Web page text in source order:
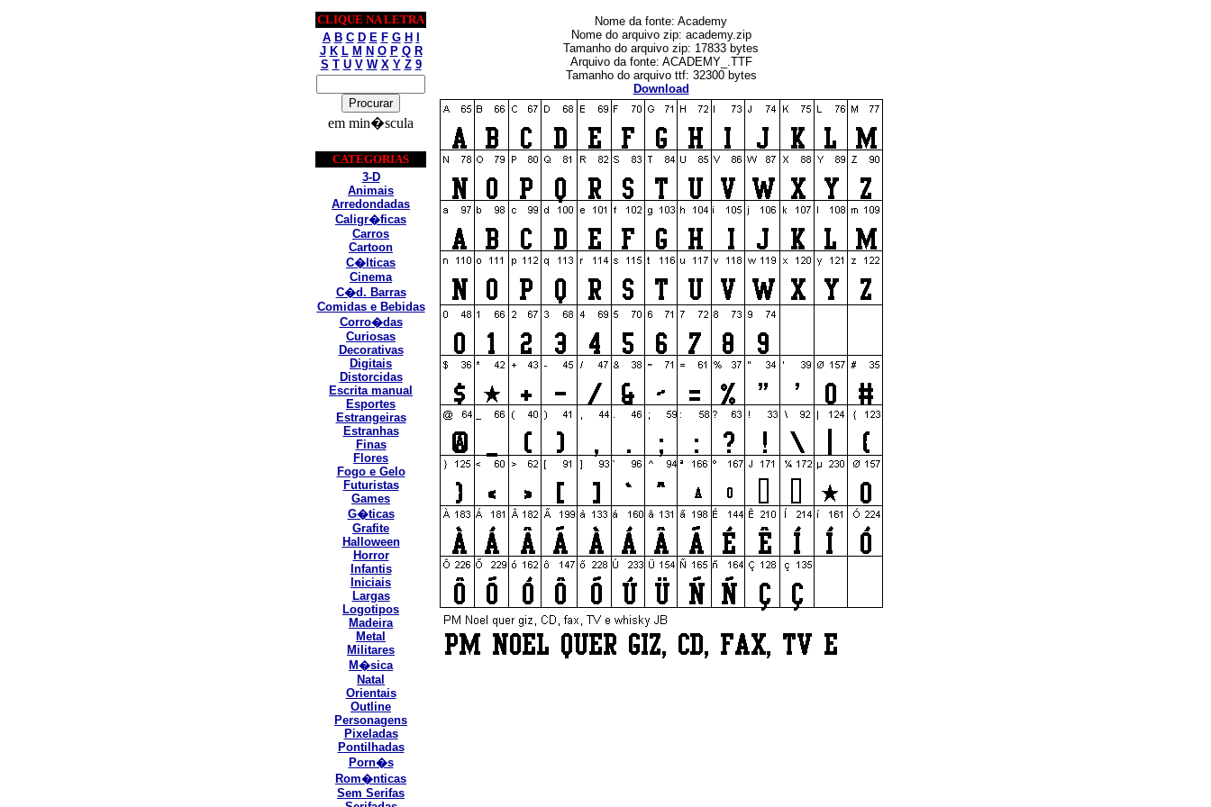
CLIQUE NA LETRA
A B C D E F G H
J K L M N O P Q R
S T U V W X Y Z 9
em min�scula
CATEGORIAS
3-D
Animais
Arredondadas
Caligr�ficas
Carros
Cartoon
C�lticas
Cinema
C�d. Barras
Comidas e Bebidas
Corro�das
Curiosas
Decorativas
Digitais
Distorcidas
Escrita manual
Esportes
Estrangeiras
Estranhas
Finas
Flores
Fogo e Gelo
Futuristas
Games
G�ticas
Grafite
Halloween
Horror
Infantis
Iniciais
Largas
Logotipos
Madeira
Metal
Militares
M�sica
Natal
Orientais
Outline
Personagens
Pixeladas
Pontilhadas
Porn�s
Rom�nticas
Sem Serifas
Nome da fonte: Academy
Nome do arquivo zip: academy.zip
Tamanho do arquivo zip: 17833 bytes
Arquivo da fonte: ACADEMY_.TTF
Tamanho do arquivo ttf: 32300 bytes
Download